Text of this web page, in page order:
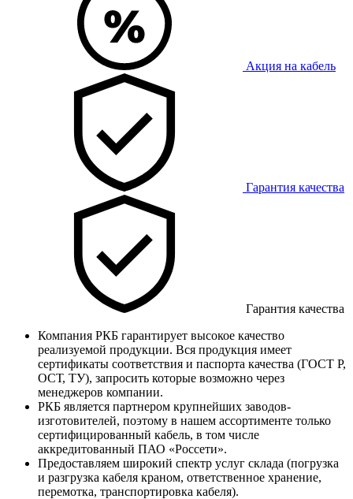
Акция на кабель
Гарантия качества
Гарантия качества
Компания РКБ гарантирует высокое качество
реализуемой продукции. Вся продукция имеет
сертификаты соответствия и паспорта качества (ГОСТ Р,
ОСТ, ТУ), запросить которые возможно через
менеджеров компании.
РКБ является партнером крупнейших заводов-
изготовителей, поэтому в нашем ассортименте только
сертифицированный кабель, в том числе
аккредитованный ПАО «Россети».
Предоставляем широкий спектр услуг склада (погрузка
и разгрузка кабеля краном, ответственное хранение,
перемотка, транспортировка кабеля).